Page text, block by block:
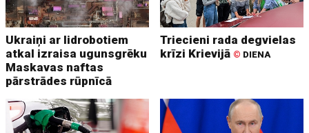
Ukraiņi ar lidrobotiem
atkal izraisa ugunsgrēku
Maskavas naftas
pārstrādes rūpnīcā
Triecieni rada degvielas
krīzi Krievijā © DIENA